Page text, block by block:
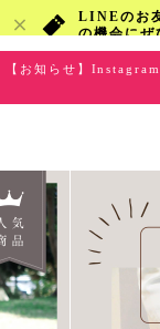
LINEのお
の機会にぜ
【お知らせ】